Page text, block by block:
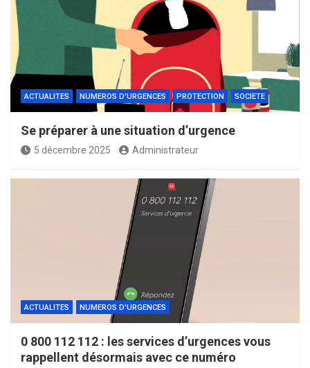
ACTUALITES NUMEROS D'URGENCES PROTECTION SOCIETE
Se préparer à une situation d’urgence
5 décembre 2025 Administrateur
ACTUALITES NUMEROS D'URGENCES
0 800 112 112 : les services d’urgences vous
rappellent désormais avec ce numéro